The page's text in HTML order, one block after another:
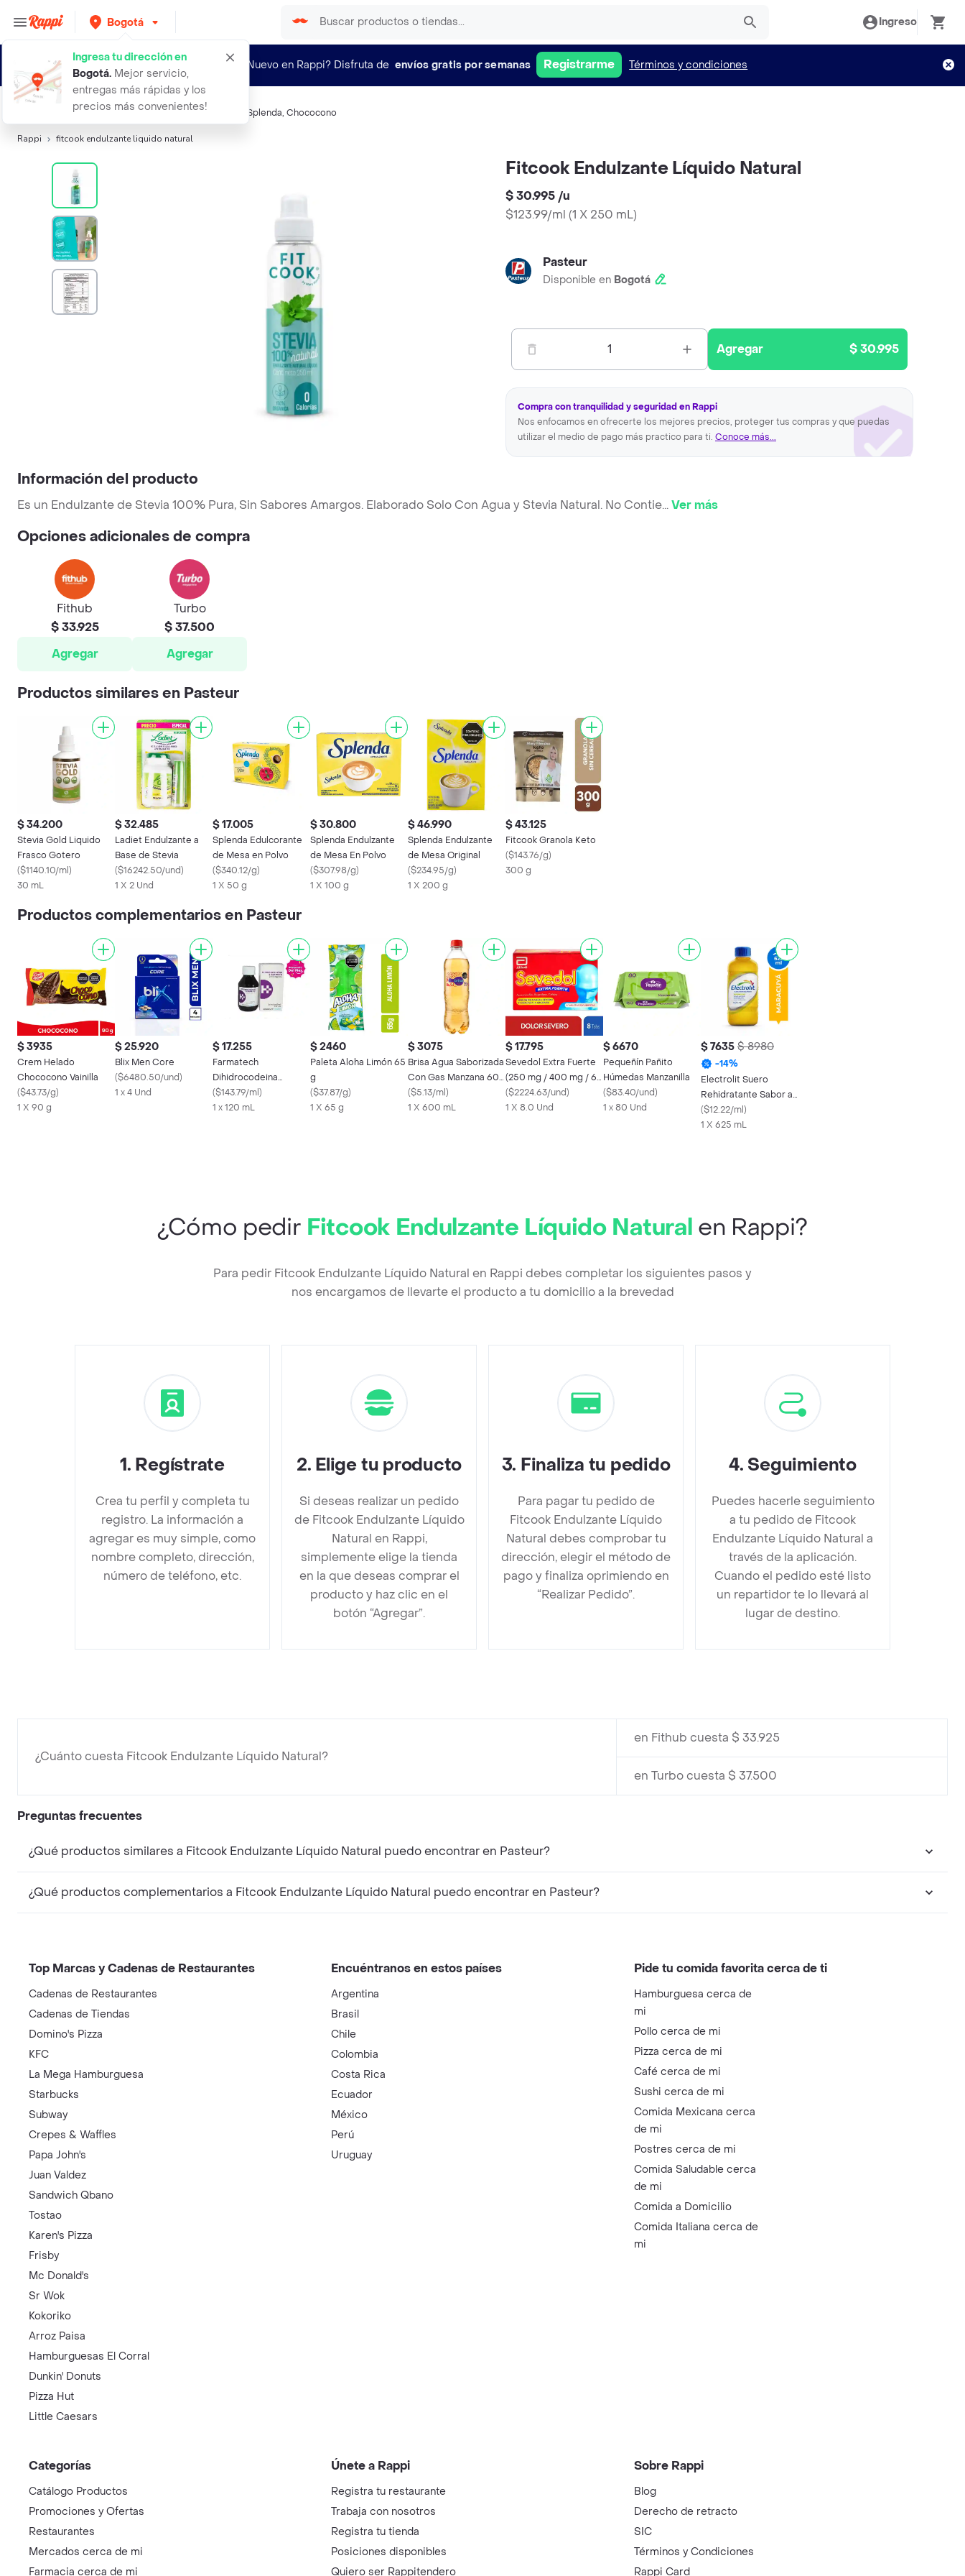
Bogotá
Ingresa tu dirección en
Bogotá. Mejor servicio,
entregas más rápidas y los
precios más convenientes!
Ingreso
¿Nuevo en Rappi? Disfruta de envíos gratis por semanas Registrarme Términos y condiciones
Búsquedas relacionadas:Endulzante,Fitcook Splenda, Chococono
Rappi fitcook endulzante liquido natural
Fitcook Endulzante Líquido Natural
$ 30.995 /u
$123.99/ml (1 X 250 mL)
Pasteur
Disponible en Bogotá
1 Agregar $ 30.995
Compra con tranquilidad y seguridad en Rappi
Nos enfocamos en ofrecerte los mejores precios, proteger tus compras y que puedas
utilizar el medio de pago más practico para ti. Conoce más...
Información del producto
Es un Endulzante de Stevia 100% Pura, Sin Sabores Amargos. Elaborado Solo Con Agua y Stevia Natural. No Contie...Ver más
Opciones adicionales de compra
Fithub
$ 33.925
Agregar
Turbo
$ 37.500
Agregar
Productos similares en Pasteur
$ 34.200
Stevia Gold Liquido
Frasco Gotero
($1140.10/ml)
30 mL
$ 32.485
Ladiet Endulzante a
Base de Stevia
($16242.50/und)
1 X 2 Und
$ 17.005
Splenda Edulcorante
de Mesa en Polvo
($340.12/g)
1 X 50 g
$ 30.800
Splenda Endulzante
de Mesa En Polvo
($307.98/g)
1 X 100 g
$ 46.990
Splenda Endulzante
de Mesa Original
($234.95/g)
1 X 200 g
$ 43.125
Fitcook Granola Keto
($143.76/g)
300 g
Productos complementarios en Pasteur
$ 3935
Crem Helado
Chococono Vainilla
($43.73/g)
1 X 90 g
$ 25.920
Blix Men Core
($6480.50/und)
1 x 4 Und
$ 17.255
Farmatech
Dihidrocodeina
Bitartrato (242 mg)
($143.79/ml)
1 x 120 mL
$ 2460
Paleta Aloha Limón 65
g
($37.87/g)
1 X 65 g
$ 3075
Brisa Agua Saborizada
Con Gas Manzana 600
mL
($5.13/ml)
1 X 600 mL
$ 17.795
Sevedol Extra Fuerte
(250 mg / 400 mg / 65
mg)
($2224.63/und)
1 X 8.0 Und
$ 6670
Pequeñín Pañito
Húmedas Manzanilla
($83.40/und)
1 x 80 Und
$ 7635 $ 8980
-14%
Electrolit Suero
Rehidratante Sabor a
Maracuyá
($12.22/ml)
1 X 625 mL
¿Cómo pedir Fitcook Endulzante Líquido Natural en Rappi?
Para pedir Fitcook Endulzante Líquido Natural en Rappi debes completar los siguientes pasos y
nos encargamos de llevarte el producto a tu domicilio a la brevedad
1. Regístrate
Crea tu perfil y completa tu
registro. La información a
agregar es muy simple, como
nombre completo, dirección,
número de teléfono, etc.
2. Elige tu producto
Si deseas realizar un pedido
de Fitcook Endulzante Líquido
Natural en Rappi,
simplemente elige la tienda
en la que deseas comprar el
producto y haz clic en el
botón “Agregar”.
3. Finaliza tu pedido
Para pagar tu pedido de
Fitcook Endulzante Líquido
Natural debes comprobar tu
dirección, elegir el método de
pago y finaliza oprimiendo en
“Realizar Pedido”.
4. Seguimiento
Puedes hacerle seguimiento
a tu pedido de Fitcook
Endulzante Líquido Natural a
través de la aplicación.
Cuando el pedido esté listo
un repartidor te lo llevará al
lugar de destino.
¿Cuánto cuesta Fitcook Endulzante Líquido Natural?
en Fithub cuesta $ 33.925
en Turbo cuesta $ 37.500
Preguntas frecuentes
¿Qué productos similares a Fitcook Endulzante Líquido Natural puedo encontrar en Pasteur?
¿Qué productos complementarios a Fitcook Endulzante Líquido Natural puedo encontrar en Pasteur?
Top Marcas y Cadenas de Restaurantes
Cadenas de Restaurantes
Cadenas de Tiendas
Domino's Pizza
KFC
La Mega Hamburguesa
Starbucks
Subway
Crepes & Waffles
Papa John's
Juan Valdez
Sandwich Qbano
Tostao
Karen's Pizza
Frisby
Mc Donald's
Sr Wok
Kokoriko
Arroz Paisa
Hamburguesas El Corral
Dunkin' Donuts
Pizza Hut
Little Caesars
Encuéntranos en estos países
Argentina
Brasil
Chile
Colombia
Costa Rica
Ecuador
México
Perú
Uruguay
Pide tu comida favorita cerca de ti
Hamburguesa cerca de
mi
Pollo cerca de mi
Pizza cerca de mi
Café cerca de mi
Sushi cerca de mi
Comida Mexicana cerca
de mi
Postres cerca de mi
Comida Saludable cerca
de mi
Comida a Domicilio
Comida Italiana cerca de
mi
Categorías
Catálogo Productos
Promociones y Ofertas
Restaurantes
Mercados cerca de mi
Farmacia cerca de mi
Únete a Rappi
Registra tu restaurante
Trabaja con nosotros
Registra tu tienda
Posiciones disponibles
Quiero ser Rappitendero
Sobre Rappi
Blog
Derecho de retracto
SIC
Términos y Condiciones
Rappi Card